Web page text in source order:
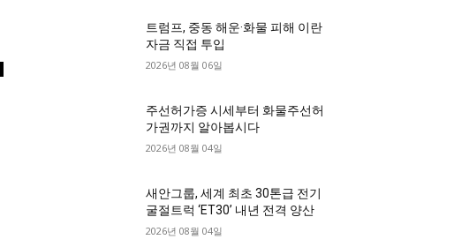
트럼프, 중동 해운·화물 피해 이란
자금 직접 투입
2026년 08월 06일
주선허가증 시세부터 화물주선허
가권까지 알아봅시다
2026년 08월 04일
새안그룹, 세계 최초 30톤급 전기
굴절트럭 ‘ET30’ 내년 전격 양산
2026년 08월 04일